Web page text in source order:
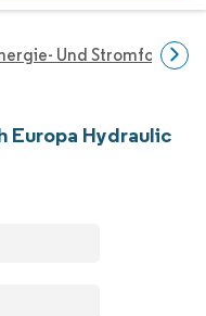
Und
Europa Hydraulic